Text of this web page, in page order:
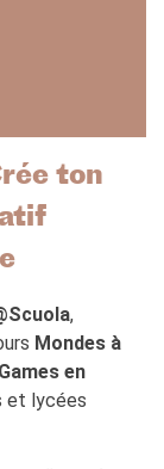
ton
,
Mondes à
en
et lycées